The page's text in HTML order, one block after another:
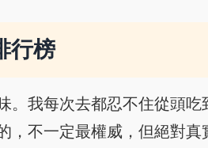
行榜
。我每次去都忍不住從頭吃
不一定最權威，但絕對真